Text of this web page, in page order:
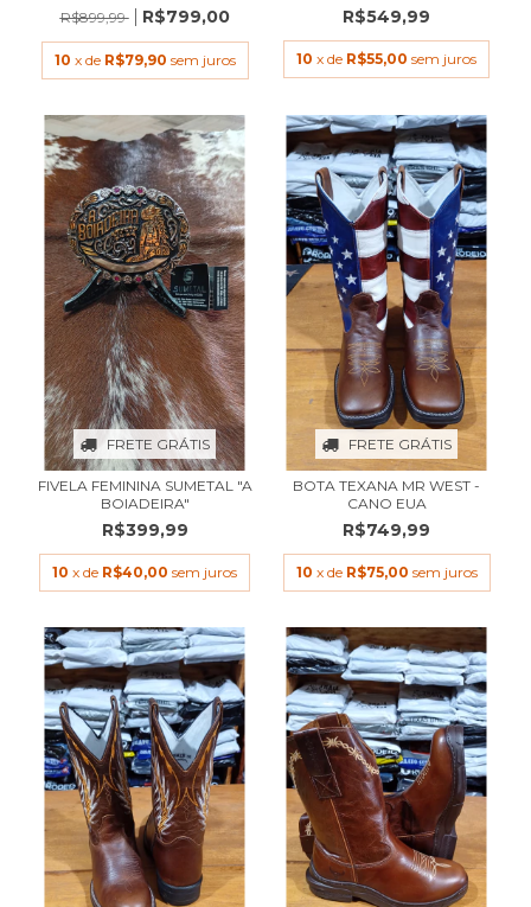
R$899,99
R$799,00
10 x de R$79,90 sem juros
R$549,99
10 x de R$55,00 sem juros
FRETE GRÁTIS
FIVELA FEMININA SUMETAL "A
BOIADEIRA"
R$399,99
10 x de R$40,00 sem juros
FRETE GRÁTIS
BOTA TEXANA MR WEST -
CANO EUA
R$749,99
10 x de R$75,00 sem juros